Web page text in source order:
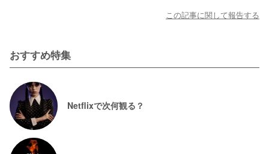
この記事に関して報告する
おすすめ特集
Netflixで次何観る？